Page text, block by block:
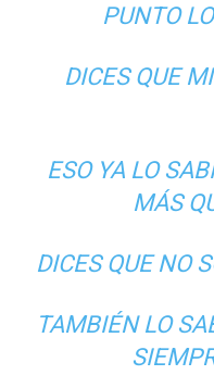
PUNTO
DICES QUE
ESO YA LO
MÁS
DICES QUE NO
TAMBIÉN LO